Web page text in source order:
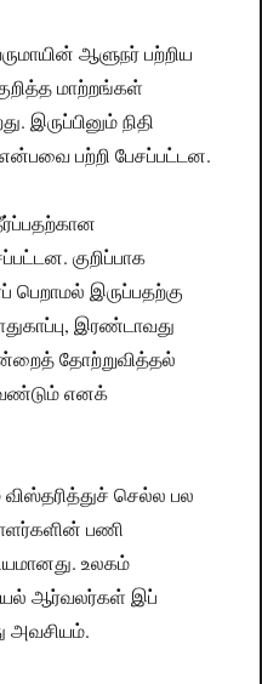
ஆளுநர் பற்றிய
மாற்றங்கள்
இருப்பினும் நிதி
பற்றி பேசப்பட்டன.
குறிப்பாக
இருப்பதற்கு
இரண்டாவது
தோற்றுவித்தல்
எனக்
செல்ல பல
பணி
உலகம்
ஆர்வலர்கள் இப்
அவசியம்.